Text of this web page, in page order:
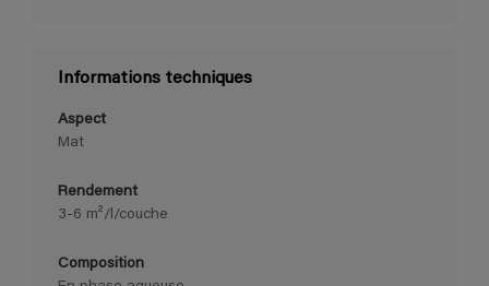
Informations techniques
Aspect
Mat
Rendement
3-6 m²/l/couche
Composition